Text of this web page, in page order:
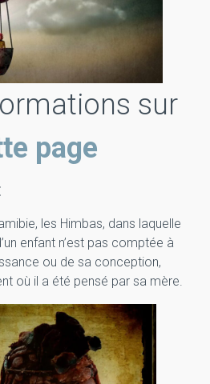
sur
page
les Himbas, dans laquelle
enfant n’est pas comptée à
ou de sa conception,
où il a été pensé par sa mère.